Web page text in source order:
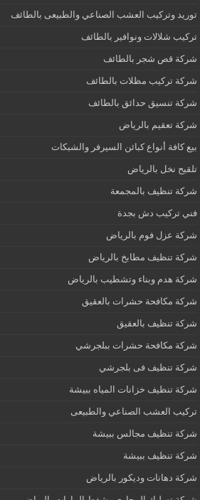
توريد وتركيب العشب الصناعي والطبيعى بالطائف
تركيب شلالات ونوافير بالطائف
شركة قص شجر بالطائف
شركة تركيب مظلات بالطائف
شركة تنسيق حدائق بالطائف
شركة تعقيم بالرياض
بيع كافة أنواع كبائن السيرفر والشبكات
تلقيح نخل بالرياض
شركة تنظيف بالمجمعة
فني تركيب دش بجدة
شركة عزل فوم بالرياض
شركة تنظيف مطابخ بالرياض
شركة هدم وبناء وتشطيب بالرياض
شركة مكافحة حشرات بالعقيق
شركة تنظيف بالعقيق
شركة مكافحة حشرات ببلجرشي
شركة تنظيف فى بلجرشي
شركة تنظيف خزانات المياه ببيشة
تركيب العشب الصناعي والطبيعى
شركة تنظيف مجالس ببيشة
شركة تنظيف ببيشة
شركة دهانات وديكور بالرياض